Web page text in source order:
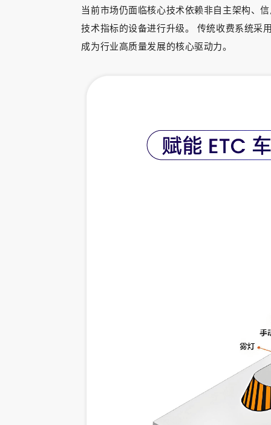
当前市场仍面临核心技术依赖非自主架构、
技术指标的设备进行升级。 传统收费系统采
成为行业高质量发展的核心驱动力。